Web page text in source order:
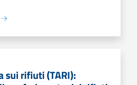
sui rifiuti (TARI):